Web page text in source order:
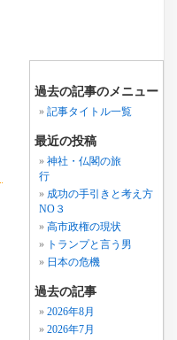
過去の記事のメニュー
記事タイトル一覧
最近の投稿
神社・仏閣の旅
成功の手引きと考え方
NO３
高市政権の現状
トランプと言う男
日本の危機
過去の記事
2026年8月
2026年7月